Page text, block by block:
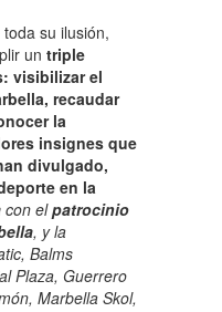
su ilusión,
un triple
visibilizar el
recaudar
la
insignes que
divulgado,
en la
con elpatrocinio
, y la
Balms
Plaza, Guerrero
Marbella Skol,